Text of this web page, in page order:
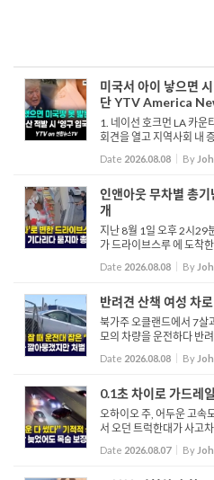
미국서 아이 낳으면
단 YTV America
1. 네이선 호크먼 LA 카운
회견을 열고 지역사회 내
습니다. 검찰은 대중교통
사례들을 공개하며 강력한
Date 2026.08.08 By
인앤아웃 무차별 총
개
지난 8월 1일 오후 2시29
가 드라이브스루 에 도착
째 희생자는 애슐리 가리
숨을 거뒀습니다.. 그리고
Date 2026.08.08 By
반려견 산책 여성
북가주 오클랜드에서 7살
모의 차량을 운전하다 반
고가 발생했습니다. 해당
께 있던 강아지는 사고 직
Date 2026.08.08 By
0.1초 차이로 가드레
오하이오 주, 어두운 고속
서 오던 트럭한대가 사고
오던 차량은 이를 보지 못
고차량 인근에 서있던 남
Date 2026.08.07 By